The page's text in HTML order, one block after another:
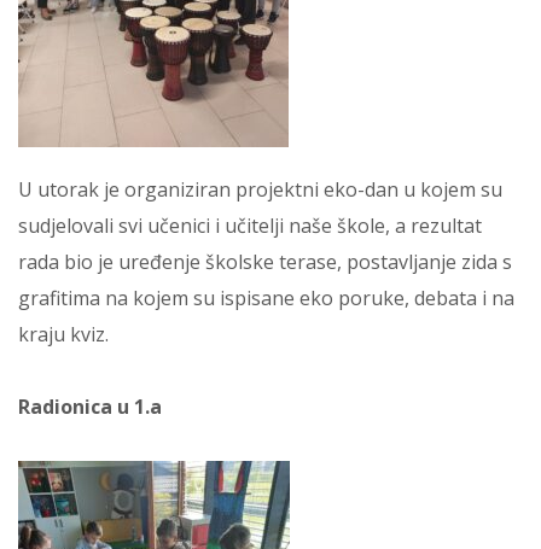
U utorak je organiziran projektni eko-dan u kojem su
sudjelovali svi učenici i učitelji naše škole, a rezultat
rada bio je uređenje školske terase, postavljanje zida s
grafitima na kojem su ispisane eko poruke, debata i na
kraju kviz.
Radionica u 1.a